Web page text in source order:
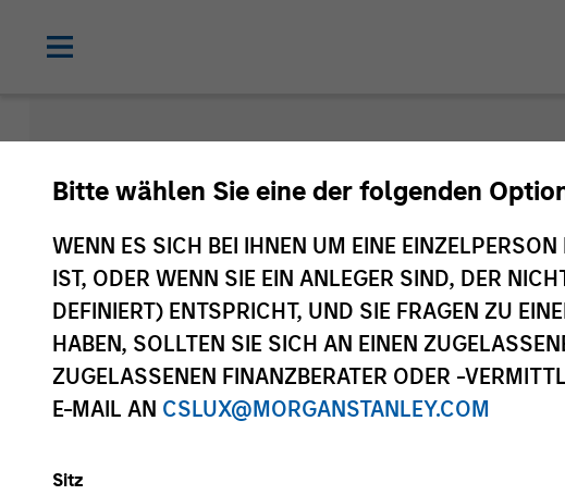
Bitte wählen Sie eine der folgenden
WENN ES SICH BEI IHNEN UM EINE
IST, ODER WENN SIE EIN ANLEGER SIND, DER
DEFINIERT) ENTSPRICHT, UND SIE FRAGEN ZU
HABEN, SOLLTEN SIE SICH AN EINEN
ZUGELASSENEN FINANZBERATER ODER -
E-MAIL AN CSLUX@MORGANSTANLEY.COM
Sitz
Morgan
Funds